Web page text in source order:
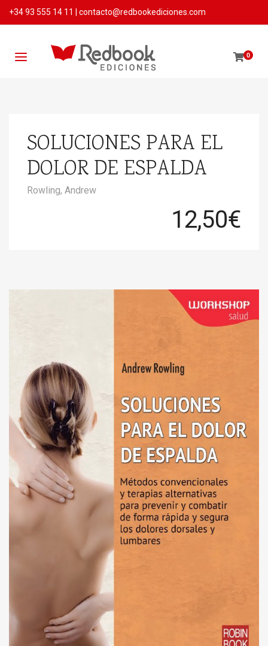
+34 93 555 14 11 contacto@redbookediciones.com
0
SOLUCIONES PARA EL
DOLOR DE ESPALDA
Rowling, Andrew
12,50€